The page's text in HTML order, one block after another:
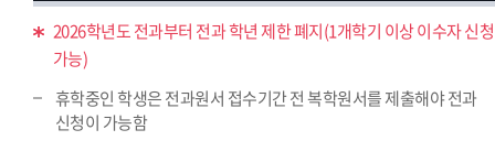
2026학년도 전과부터 전과 학년 제한 폐지(1개학기 이상 이수자 신청
가능)
휴학중인 학생은 전과원서 접수기간 전 복학원서를 제출해야 전과
신청이 가능함